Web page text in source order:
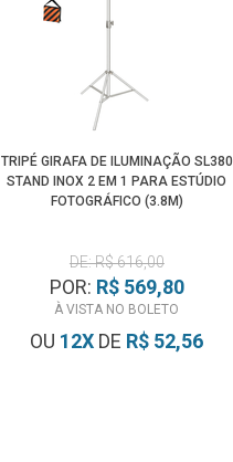
TRIPÉ GIRAFA DE ILUMINAÇÃO SL380
STAND INOX 2 EM 1 PARA ESTÚDIO
FOTOGRÁFICO (3.8M)
DE: R$ 616,00
POR: R$ 569,80
À VISTA NO BOLETO
OU 12X DE R$ 52,56